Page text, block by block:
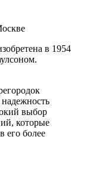
в 1954
выбор
которые
его более